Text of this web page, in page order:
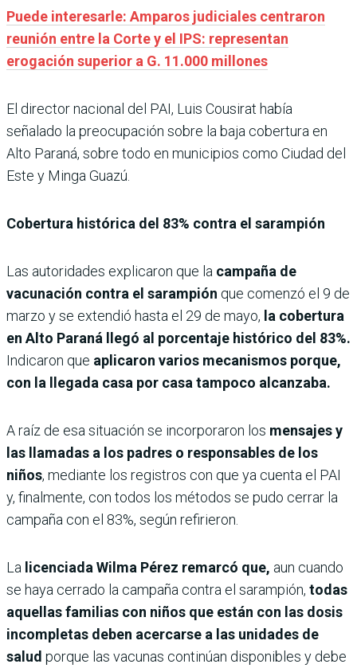
Puede interesarle: Amparos judiciales centraron
reunión entre la Corte y el IPS: representan
erogación superior a G. 11.000 millones
El director nacional del PAI, Luis Cousirat había
señalado la preocupación sobre la baja cobertura en
Alto Paraná, sobre todo en municipios como Ciudad del
Este y Minga Guazú.
Cobertura histórica del 83% contra el sarampión
Las autoridades explicaron que la campaña de
vacunación contra el sarampión que comenzó el 9 de
marzo y se extendió hasta el 29 de mayo, la cobertura
en Alto Paraná llegó al porcentaje histórico del 83%.
Indicaron que aplicaron varios mecanismos porque,
con la llegada casa por casa tampoco alcanzaba.
A raíz de esa situación se incorporaron los mensajes y
las llamadas a los padres o responsables de los
niños, mediante los registros con que ya cuenta el PAI
y, finalmente, con todos los métodos se pudo cerrar la
campaña con el 83%, según refirieron.
La licenciada Wilma Pérez remarcó que, aun cuando
se haya cerrado la campaña contra el sarampión, todas
aquellas familias con niños que están con las dosis
incompletas deben acercarse a las unidades de
salud porque las vacunas continúan disponibles y debe